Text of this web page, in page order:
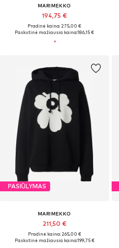
MARIMEKKO
194,75 €
Pradinė kaina: 275,00 €
Paskutinė mažiausia kaina:186,15 €
PASIŪLYMAS
MARIMEKKO
211,50 €
Pradinė kaina: 265,00 €
Paskutinė mažiausia kaina:199,75 €